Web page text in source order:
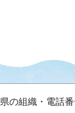
県の組織・電話